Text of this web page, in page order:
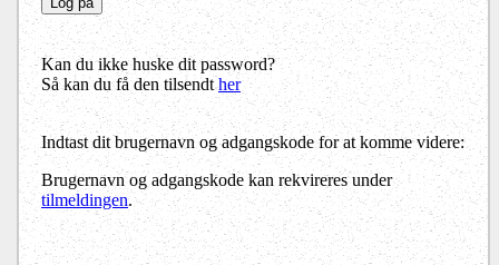
Kan du ikke huske dit password?
Så kan du få den tilsendther
Indtast dit brugernavn og adgangskode for at komme videre:
Brugernavn og adgangskode kan rekvireres under
tilmeldingen.